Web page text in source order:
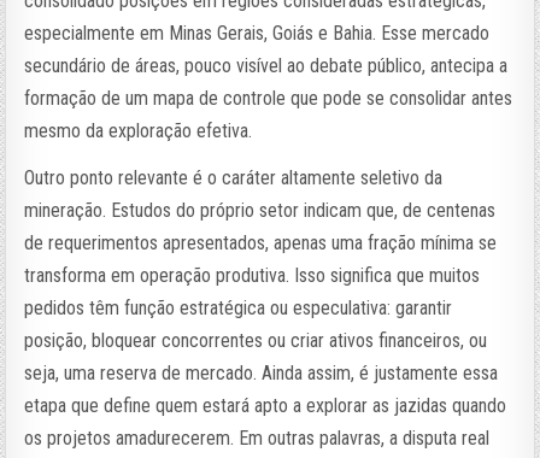
especialmente em Minas Gerais, Goiás e Bahia. Esse mercado
secundário de áreas, pouco visível ao debate público, antecipa a
formação de um mapa de controle que pode se consolidar antes
mesmo da exploração efetiva.
Outro ponto relevante é o caráter altamente seletivo da
mineração. Estudos do próprio setor indicam que, de centenas
de requerimentos apresentados, apenas uma fração mínima se
transforma em operação produtiva. Isso significa que muitos
pedidos têm função estratégica ou especulativa: garantir
posição, bloquear concorrentes ou criar ativos financeiros, ou
seja, uma reserva de mercado. Ainda assim, é justamente essa
etapa que define quem estará apto a explorar as jazidas quando
os projetos amadurecerem. Em outras palavras, a disputa real